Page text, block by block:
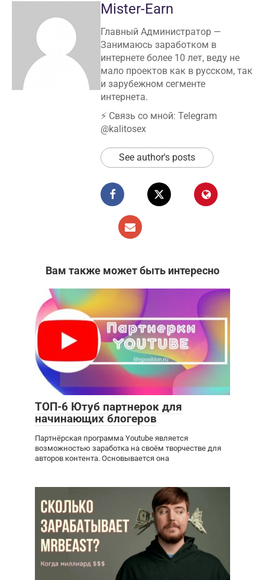
Mister-Earn
Главный Администратор —
Занимаюсь заработком в
интернете более 10 лет, веду не
мало проектов как в русском, так
и зарубежном сегменте
интернета.
⚡️ Связь со мной: Telegram
@kalitosex
See author's posts
Вам также может быть интересно
ТОП-6 Ютуб партнерок для
начинающих блогеров
Партнёрская программа Youtube является
возможностью заработка на своём творчестве для
авторов контента. Основывается она